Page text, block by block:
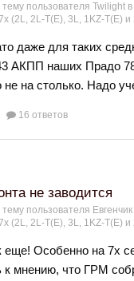
тему пользователя Twilight в
(2L, 2L-T(Е), 3L, 1KZ-T(E)
даже для таких
АКПП наших Прадо
на столько. Надо
16 ответов
не заводится
тему пользователя Евгенчик
(2L, 2L-T(Е), 3L, 1KZ-T(E)
еще! Особенно на 7х
к мнению, что ГРМ